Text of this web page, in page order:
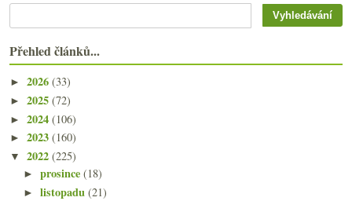
Přehled článků...
► 2026 (33)
► 2025 (72)
► 2024 (106)
► 2023 (160)
▼ 2022 (225)
►prosince(18)
►listopadu(21)